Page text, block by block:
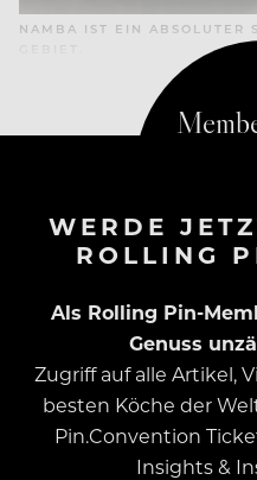
NAMBA IST EIN ABSOLUTER
WERDE
ROLLING
Als Rolling Pin-
Genuss
Zugriff auf alle Artikel,
besten Köche der
Pin.Convention
Insights &